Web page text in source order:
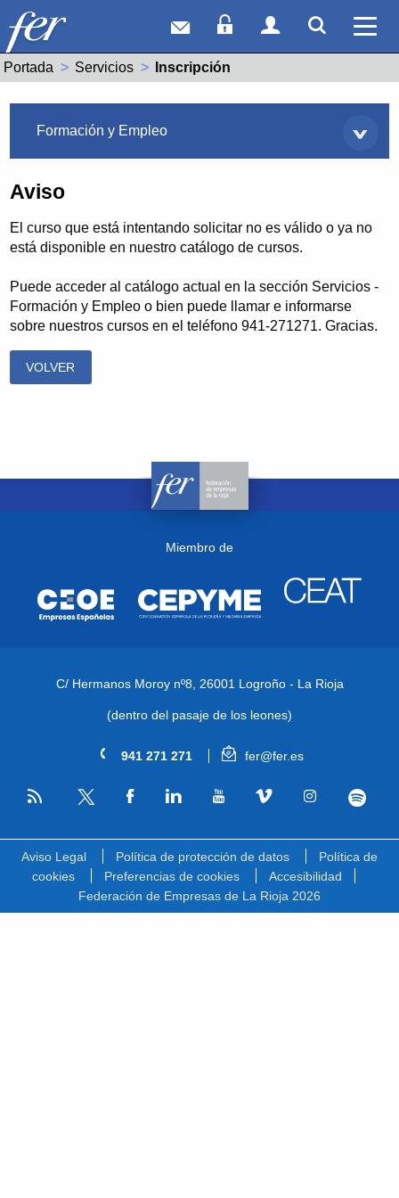
Correo webAcceso Socios
Acceso
Portada Servicios Actual:
Inscripción
Formación y Empleo
Aviso
El curso que está intentando solicitar no es válido o ya no
está disponible en nuestro catálogo de cursos.
Puede acceder al catálogo actual en la sección Servicios -
Formación y Empleo o bien puede llamar e informarse
sobre nuestros cursos en el teléfono 941-271271. Gracias.
VOLVER
Miembro de
C/ Hermanos Moroy nº8, 26001 Logroño - La Rioja
(dentro del pasaje de los leones)
941 271 271 fer@fer.es
RSS
Aviso Legal Política de protección de datos
Política de
cookies
Preferencias de cookies
Accesibilidad
Federación de Empresas de La Rioja 2026